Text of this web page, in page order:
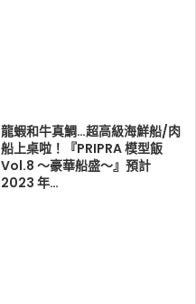
龍蝦和牛真鯛…超高級海鮮船/肉
船上桌啦！『PRIPRA 模型飯
Vol.8 ～豪華船盛～』預計
2023 年…